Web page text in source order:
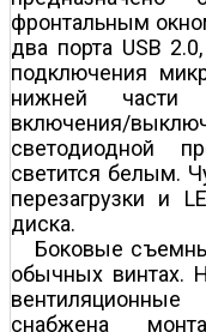
фронтальным
два порта USB
подключения
нижней части
включения/
светодиодной
светится белым.
перезагрузки и
диска.
Боковые
обычных винтах.
снабжена